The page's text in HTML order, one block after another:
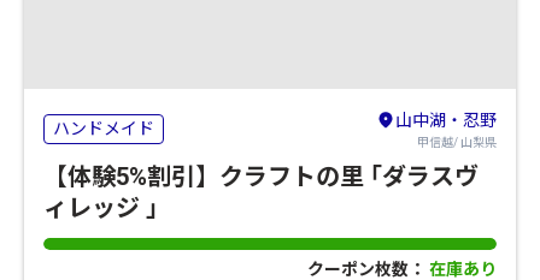
ハンドメイド 山中湖・忍野
甲信越/ 山梨県
【体験5%割引】クラフトの里 ｢ダラスヴ
ィレッジ ｣
クーポン枚数： 在庫あり